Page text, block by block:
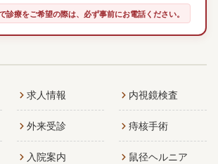
診療をご希望の際は、必ず事前にお電話ください。
求人情報
外来受診
入院案内
内視鏡検査
痔核手術
鼠径ヘルニア